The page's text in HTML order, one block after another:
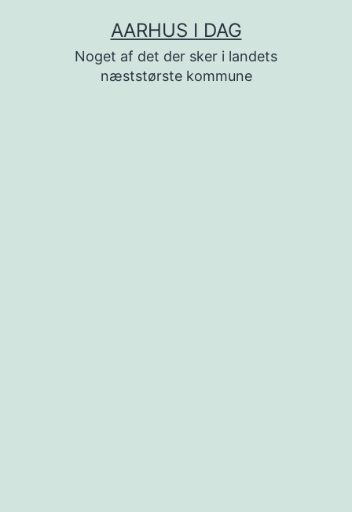
AARHUS I DAG
Noget af det der sker i landets
næststørste kommune